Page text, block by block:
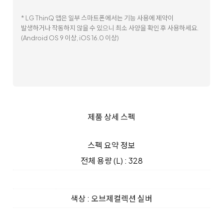
* LG ThinQ 앱은 일부 스마트폰에서는 기능 사용에 제약이
발생하거나 작동하지 않을 수 있으니 최소 사양을 확인 후 사용하세요.
(Android OS 9 이상, iOS 16.0 이상)
제품 상세 스펙
스펙 요약 정보
전체 용량 (L) : 328
색상 : 오브제컬렉션 실버